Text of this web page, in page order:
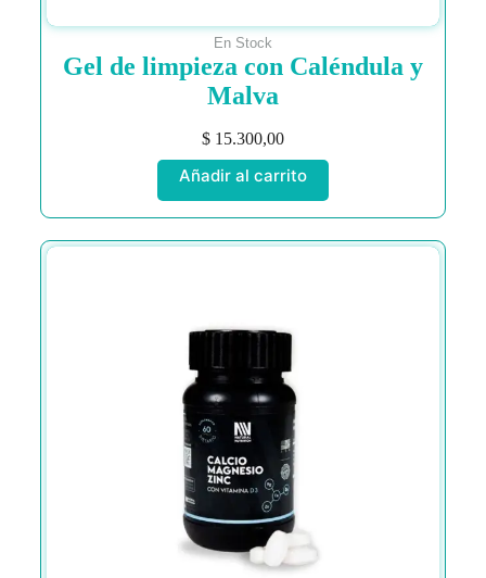
En Stock
Gel de limpieza con Caléndula y
Malva
$15.300,00
Añadir al carrito